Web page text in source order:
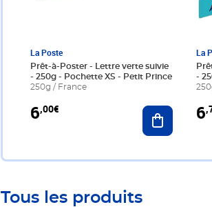
La Poste
Prêt-à-Poster - Lettre verte suivie
- 250g - Pochette XS - Petit Prince
250g / France
6,00€ Ajouter au
La
-
6
Tous les produits